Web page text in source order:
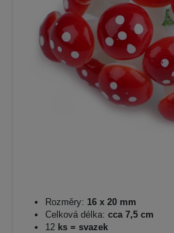
Rozměry: 16 x 20 mm
Celková délka: cca 7,5 cm
12 ks = svazek